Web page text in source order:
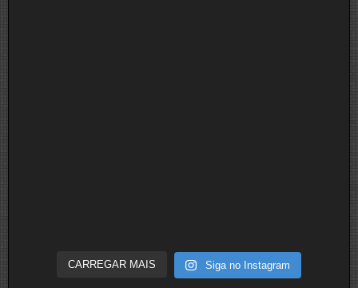
CARREGAR MAIS Siga no Instagram